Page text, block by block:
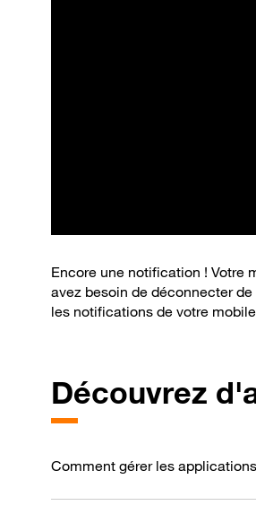
Encore une notification ! Votre
avez besoin de déconnecter
les notifications de votre
Découvrez
Comment gérer les